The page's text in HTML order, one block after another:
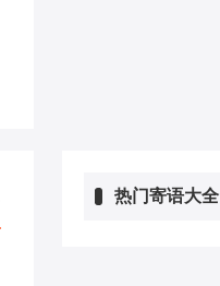
热门寄语大全